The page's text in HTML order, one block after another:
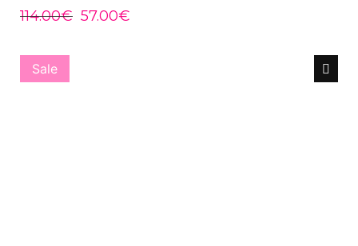
114.00€ 57.00€
Sale